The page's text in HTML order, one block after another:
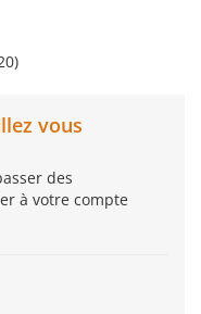
vous
des
à votre compte